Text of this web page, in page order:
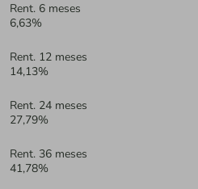
Rent. 6 meses
6,63%
Rent. 12 meses
14,13%
Rent. 24 meses
27,79%
Rent. 36 meses
41,78%